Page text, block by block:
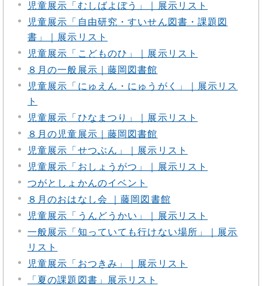
児童展示「むしばよぼう」｜展示リスト
児童展示「自由研究・すいせん図書・課題図
書」｜展示リスト
児童展示「こどものひ」｜展示リスト
８月の一般展示｜藤岡図書館
児童展示「にゅえん・にゅうがく」｜展示リス
ト
児童展示「ひなまつり」｜展示リスト
８月の児童展示｜藤岡図書館
児童展示「せつぶん」｜展示リスト
児童展示「おしょうがつ」｜展示リスト
つがとしょかんのイベント
８月のおはなし会 ｜藤岡図書館
児童展示「うんどうかい」｜展示リスト
一般展示「知っていても行けない場所」｜展示
リスト
児童展示「おつきみ」｜展示リスト
「夏の課題図書」展示リスト